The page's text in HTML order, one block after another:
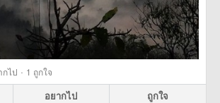
กไป · 1 ถูกใจ
อยากไป ถูกใจ